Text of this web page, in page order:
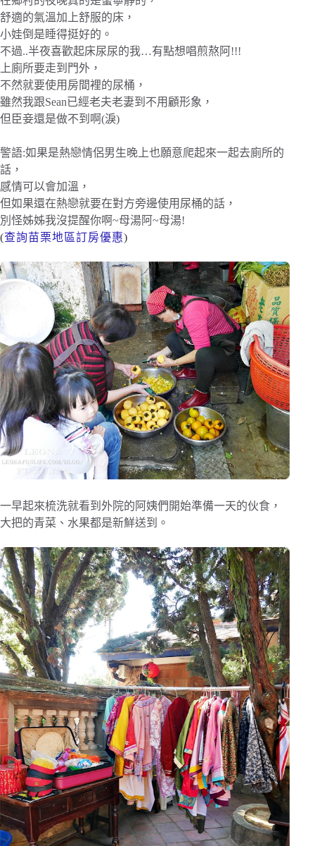
舒適的氣溫加上舒服的床，
小娃倒是睡得挺好的。
不過..半夜喜歡起床尿尿的我…有點想唱煎熬阿!!!
上廁所要走到門外，
不然就要使用房間裡的尿桶，
雖然我跟Sean已經老夫老妻到不用顧形象，
但臣妾還是做不到啊(淚)
警語:如果是熱戀情侶男生晚上也願意爬起來一起去廁所的
話，
感情可以會加溫，
但如果還在熱戀就要在對方旁邊使用尿桶的話，
別怪姊姊我沒提醒你啊~母湯阿~母湯!
(查詢苗栗地區訂房優惠)
一早起來梳洗就看到外院的阿姨們開始準備一天的伙食，
大把的青菜、水果都是新鮮送到。